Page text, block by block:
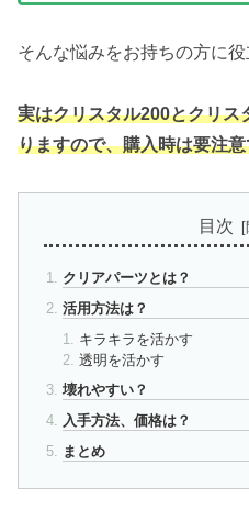
そんな悩みをお持ちの方に
実はクリスタル200とクリス
りますので、購入時は要注
目次
クリアパーツとは？
活用方法は？
キラキラを活かす
透明を活かす
壊れやすい？
入手方法、価格は？
まとめ